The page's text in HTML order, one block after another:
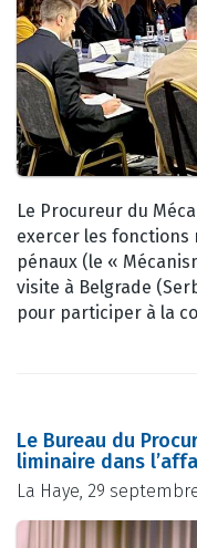
Le Procureur du
exercer les fonctions
pénaux (le «
visite à Belgrade
pour participer à la
Le Bureau du
liminaire dans
La Haye, 29